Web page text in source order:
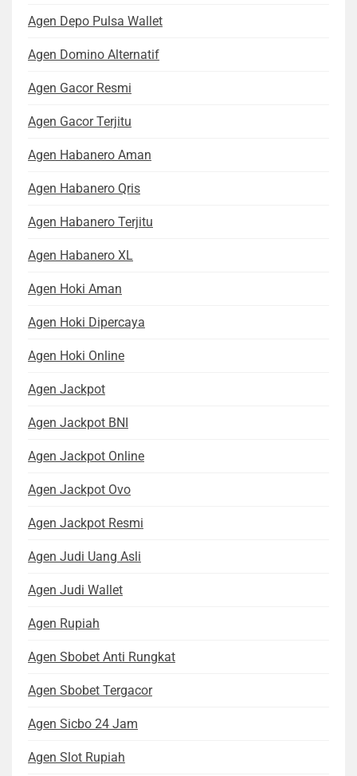
Agen Depo Pulsa Wallet
Agen Domino Alternatif
Agen Gacor Resmi
Agen Gacor Terjitu
Agen Habanero Aman
Agen Habanero Qris
Agen Habanero Terjitu
Agen Habanero XL
Agen Hoki Aman
Agen Hoki Dipercaya
Agen Hoki Online
Agen Jackpot
Agen Jackpot BNI
Agen Jackpot Online
Agen Jackpot Ovo
Agen Jackpot Resmi
Agen Judi Uang Asli
Agen Judi Wallet
Agen Rupiah
Agen Sbobet Anti Rungkat
Agen Sbobet Tergacor
Agen Sicbo 24 Jam
Agen Slot Rupiah